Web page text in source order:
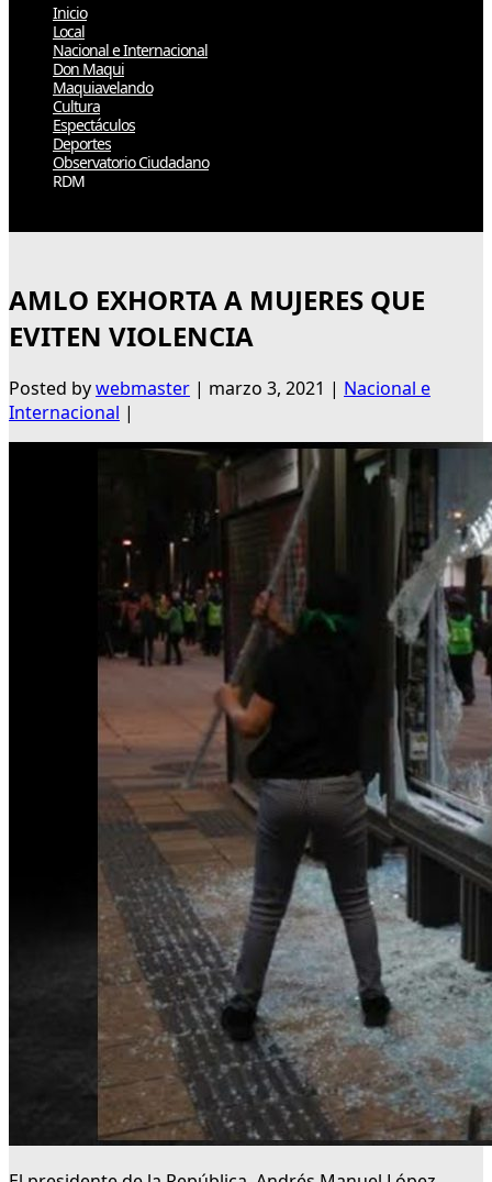
Inicio
Local
Nacional e Internacional
Don Maqui
Maquiavelando
Cultura
Espectáculos
Deportes
Observatorio Ciudadano
RDM
AMLO EXHORTA A MUJERES QUE
EVITEN VIOLENCIA
Posted bywebmaster | marzo 3, 2021 | Nacional e
Internacional |